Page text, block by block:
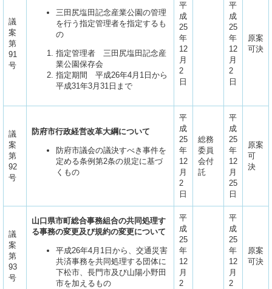
議
案
第
91
号
三田尻塩田記念産業公園の管理
を行う指定管理者を指定するも
の
指定管理者 三田尻塩田記念産
業公園保存会
指定期間 平成26年4月1日から
平成31年3月31日まで
平
成
25
年
12
月
2
日
平
成
25
年
12
月
2
日
原案
可決
議
案
第
92
号
防府市行政経営改革大綱について
防府市議会の議決すべき事件を
定める条例第2条の規定に基づ
くもの
平
成
25
年
12
月
2
日
総務
委員
会付
託
平
成
25
年
12
月
25
日
原案
可
決
議
案
第
93
号
山口県市町総合事務組合の共同処理す
る事務の変更及び規約の変更について
平成26年4月1日から、交通災害
共済事務を共同処理する団体に
下松市、長門市及び山陽小野田
市を加えるもの
平
成
25
年
12
月
2
平
成
25
年
12
月
2
原案
可決